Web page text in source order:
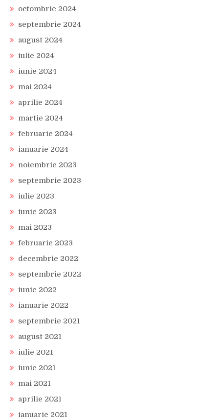
octombrie 2024
septembrie 2024
august 2024
iulie 2024
iunie 2024
mai 2024
aprilie 2024
martie 2024
februarie 2024
ianuarie 2024
noiembrie 2023
septembrie 2023
iulie 2023
iunie 2023
mai 2023
februarie 2023
decembrie 2022
septembrie 2022
iunie 2022
ianuarie 2022
septembrie 2021
august 2021
iulie 2021
iunie 2021
mai 2021
aprilie 2021
ianuarie 2021